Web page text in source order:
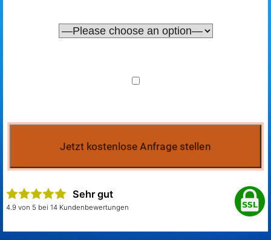
Sehr gut
4.9 von 5 bei 14 Kundenbewertungen